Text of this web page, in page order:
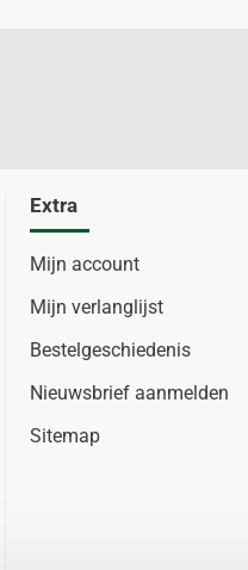
Extra
Mijn account
Mijn verlanglijst
Bestelgeschiedenis
Nieuwsbrief aanmelden
Sitemap